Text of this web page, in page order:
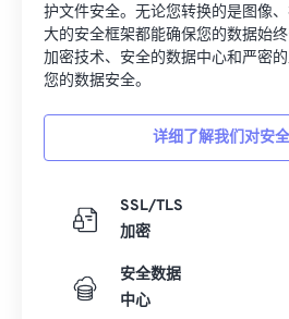
护文件安全。无论您转换的是图像
大的安全框架都能确保您的数据始
加密技术、安全的数据中心和严密
您的数据安全。
详细了解我们对安
SSL/TLS
加密
安全数据
中心